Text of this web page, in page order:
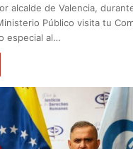
alcalde de Valencia,
Público visita tu
especial al…